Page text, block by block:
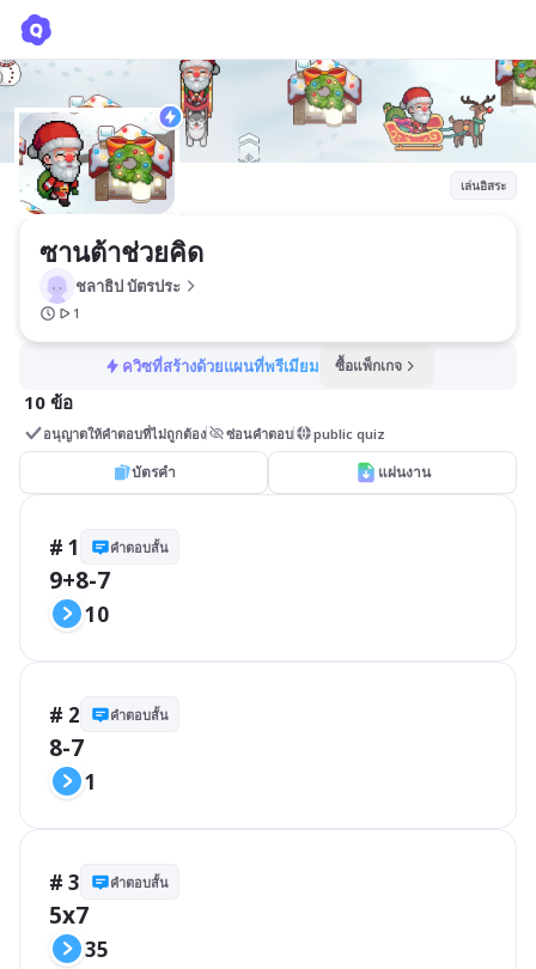
เล่นอิสระ
ซานต้าช่วยคิด
ชลาธิป บัตรประ
1
ควิซที่สร้างด้วยแผนที่พรีเมียม ซื้อแพ็กเกจ
10 ข้อ
อนุญาตให้คำตอบที่ไม่ถูกต้อง ซ่อนคำตอบ public quiz
บัตรคำ แผ่นงาน
# 1 คำตอบสั้น
9+8-7
10
# 2 คำตอบสั้น
8-7
1
# 3 คำตอบสั้น
5x7
35